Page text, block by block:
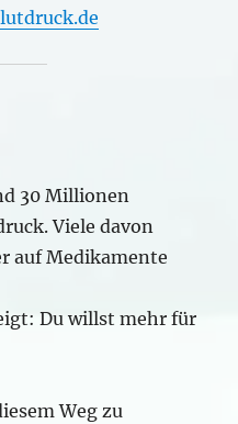
30 Millionen
Viele davon
auf Medikamente
Du willst mehr für
Weg zu